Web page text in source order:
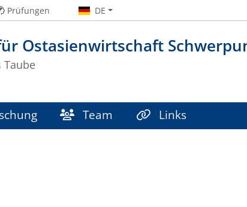
Ostasienwirtschaft
Taube
Prüfungen DE
Team Links